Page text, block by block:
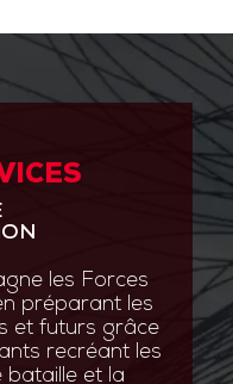
les Forces
préparant les
et futurs grâce
recréant les
bataille et la